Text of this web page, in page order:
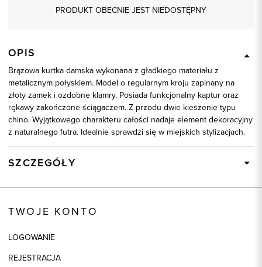
PRODUKT OBECNIE JEST NIEDOSTĘPNY
OPIS
Brązowa kurtka damska wykonana z gładkiego materiału z
metalicznym połyskiem. Model o regularnym kroju zapinany na
złoty zamek i ozdobne klamry. Posiada funkcjonalny kaptur oraz
rękawy zakończone ściągaczem. Z przodu dwie kieszenie typu
chino. Wyjątkowego charakteru całości nadaje element dekoracyjny
z naturalnego futra. Idealnie sprawdzi się w miejskich stylizacjach.
SZCZEGÓŁY
Składy podszewek
TWOJE KONTO
LOGOWANIE
REJESTRACJA